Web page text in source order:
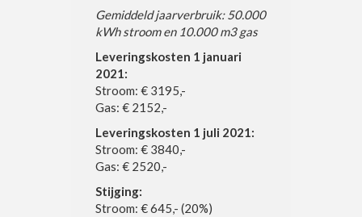
Gemiddeld jaarverbruik: 50.000
kWh stroom en 10.000 m3 gas
Leveringskosten 1 januari
2021:
Stroom: € 3195,-
Gas: € 2152,-
Leveringskosten 1 juli 2021:
Stroom: € 3840,-
Gas: € 2520,-
Stijging:
Stroom: € 645,- (20%)